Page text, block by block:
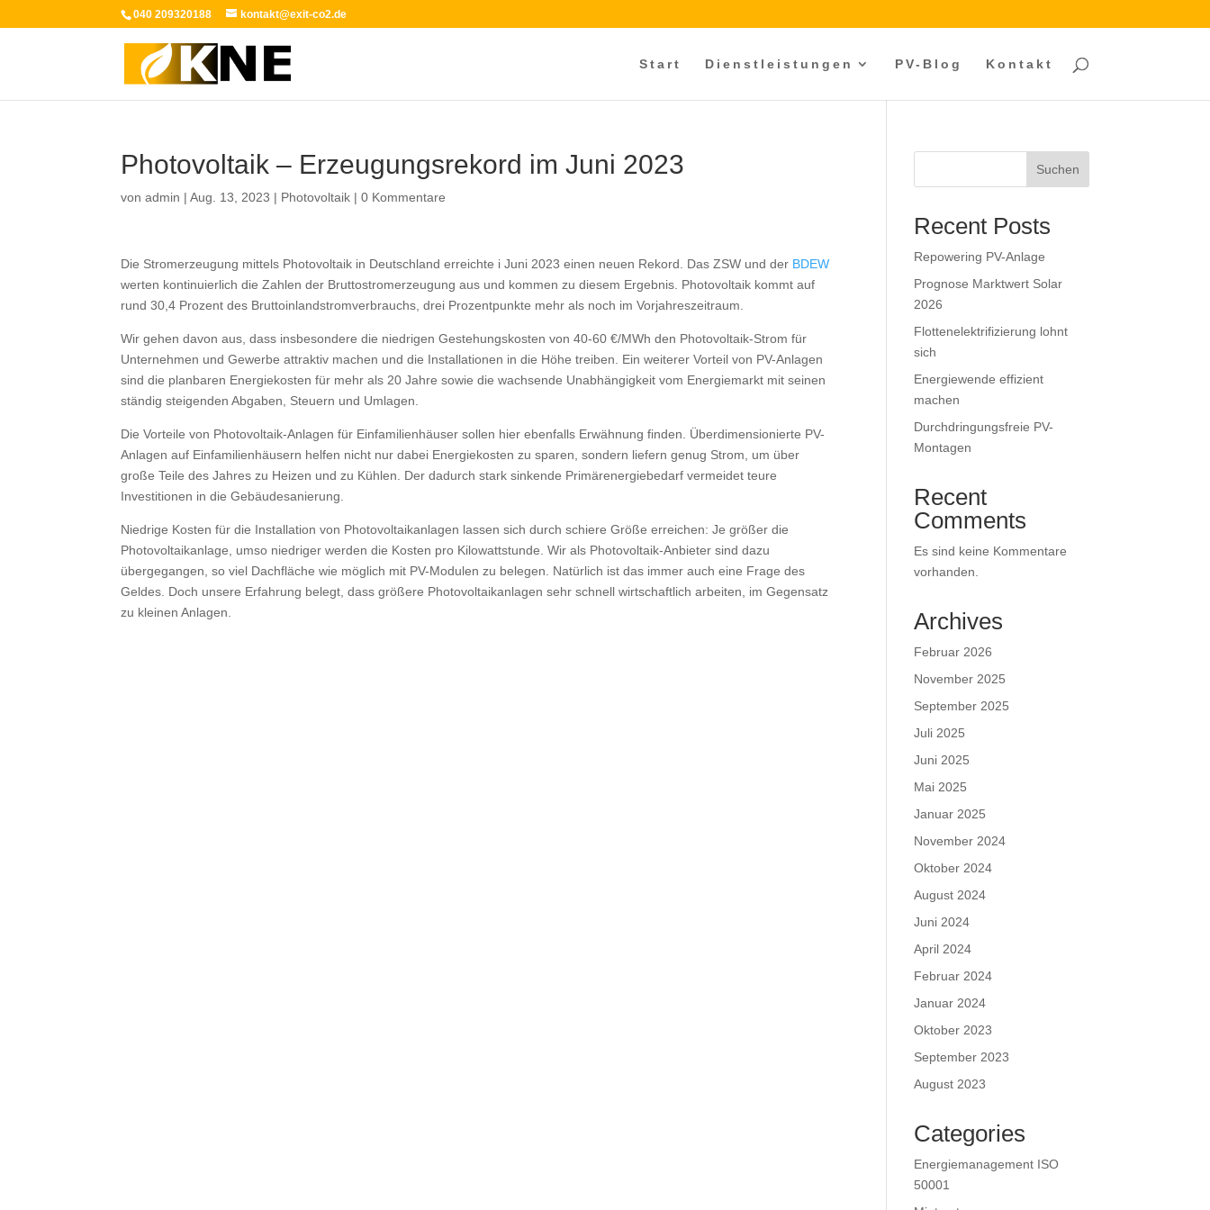
040 209320188 kontakt@exit-co2.de
Start Dienstleistungen PV-Blog Kontakt
Photovoltaik – Erzeugungsrekord im Juni 2023
vonadmin |Aug. 13, 2023 | Photovoltaik |0 Kommentare
Die Stromerzeugung mittels Photovoltaik in Deutschland erreichte i Juni 2023 einen neuen Rekord. Das ZSW und der BDEW
werten kontinuierlich die Zahlen der Bruttostromerzeugung aus und kommen zu diesem Ergebnis. Photovoltaik kommt auf
rund 30,4 Prozent des Bruttoinlandstromverbrauchs, drei Prozentpunkte mehr als noch im Vorjahreszeitraum.
Wir gehen davon aus, dass insbesondere die niedrigen Gestehungskosten von 40-60 €/MWh den Photovoltaik-Strom für
Unternehmen und Gewerbe attraktiv machen und die Installationen in die Höhe treiben. Ein weiterer Vorteil von PV-Anlagen
sind die planbaren Energiekosten für mehr als 20 Jahre sowie die wachsende Unabhängigkeit vom Energiemarkt mit seinen
ständig steigenden Abgaben, Steuern und Umlagen.
Die Vorteile von Photovoltaik-Anlagen für Einfamilienhäuser sollen hier ebenfalls Erwähnung finden. Überdimensionierte PV-
Anlagen auf Einfamilienhäusern helfen nicht nur dabei Energiekosten zu sparen, sondern liefern genug Strom, um über
große Teile des Jahres zu Heizen und zu Kühlen. Der dadurch stark sinkende Primärenergiebedarf vermeidet teure
Investitionen in die Gebäudesanierung.
Niedrige Kosten für die Installation von Photovoltaikanlagen lassen sich durch schiere Größe erreichen: Je größer die
Photovoltaikanlage, umso niedriger werden die Kosten pro Kilowattstunde. Wir als Photovoltaik-Anbieter sind dazu
übergegangen, so viel Dachfläche wie möglich mit PV-Modulen zu belegen. Natürlich ist das immer auch eine Frage des
Geldes. Doch unsere Erfahrung belegt, dass größere Photovoltaikanlagen sehr schnell wirtschaftlich arbeiten, im Gegensatz
zu kleinen Anlagen.
Suchen
Recent Posts
Repowering PV-Anlage
Prognose Marktwert Solar
2026
Flottenelektrifizierung lohnt
sich
Energiewende effizient
machen
Durchdringungsfreie PV-
Montagen
Recent
Comments
Es sind keine Kommentare
vorhanden.
Archives
Februar 2026
November 2025
September 2025
Juli 2025
Juni 2025
Mai 2025
Januar 2025
November 2024
Oktober 2024
August 2024
Juni 2024
April 2024
Februar 2024
Januar 2024
Oktober 2023
September 2023
August 2023
Categories
Energiemanagement ISO
50001